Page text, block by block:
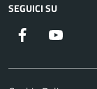
SEGUICI SU
Facebook